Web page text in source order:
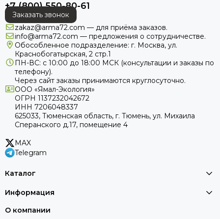
понимаем, что пользователи ищут не просто товар, а
готовое решение, поэтому предлагаем именно
комплексную продукцию.
Инновационные материалы и технологии
защиты
Основой любого шлема от АРМА-72 являются
высокопрочные композитные материалы, что гарантирует
надежную защиту от различных угроз. Но защита - это не
только прочность купола. Это продуманная система
амортизации внутри, которая гасит энергию удара, и
удобная система креплений для быстрой фиксации.
обеспечивают плотное и комфортное прилегание, что
напрямую влияет на безопасность и возможность
+7 (800) 550-80-61
Заказать звонок
zakaz@arma72.com — для приёма заказов.
info@arma72.com — предложения о сотрудничестве.
Обособленное подразделение: г. Москва, ул.
Краснобогатырская, 2 стр.1
ПН-ВС: с 10:00 до 18:00 МСК (консультации и заказы по
телефону).
Через сайт заказы принимаются круглосуточно.
ООО «Ямал-Экология»
ОГРН 1137232042672
ИНН 7206048337
625033, Тюменская область, г. Тюмень, ул. Михаила
Сперанского д.17, помещение 4
MAX
Telegram
Каталог
Информация
О компании